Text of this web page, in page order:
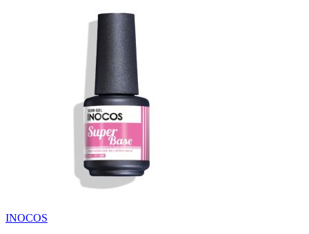
INOCOS